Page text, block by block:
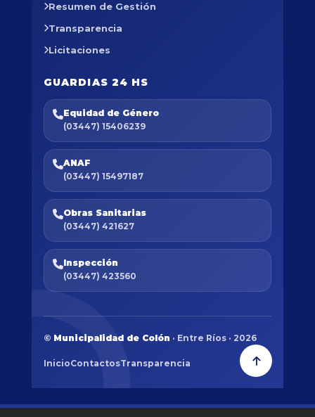
Resumen de Gestión
Transparencia
Licitaciones
GUARDIAS 24 HS
Equidad de Género
(03447) 15406239
ANAF
(03447) 15497187
Obras Sanitarias
(03447) 421627
Inspección
(03447) 423560
© Municipalidad de Colón · Entre Ríos · 2026
InicioContactosTransparencia